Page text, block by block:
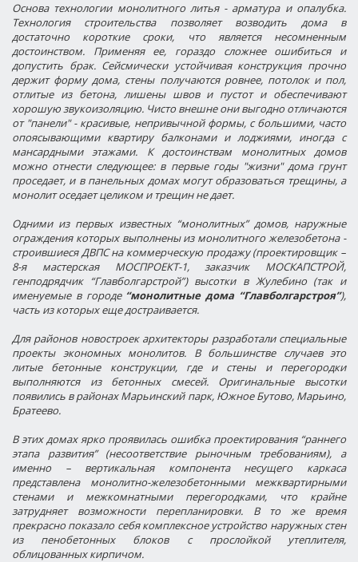
Основа технологии монолитного литья - арматура и опалубка.
Технология строительства позволяет возводить дома в
достаточно короткие сроки, что является несомненным
достоинством. Применяя ее, гораздо сложнее ошибиться и
допустить брак. Сейсмически устойчивая конструкция прочно
держит форму дома, стены получаются ровнее, потолок и пол,
отлитые из бетона, лишены швов и пустот и обеспечивают
хорошую звукоизоляцию. Чисто внешне они выгодно отличаются
от "панели" - красивые, непривычной формы, с большими, часто
опоясывающими квартиру балконами и лоджиями, иногда с
мансардными этажами. К достоинствам монолитных домов
можно отнести следующее: в первые годы "жизни" дома грунт
проседает, и в панельных домах могут образоваться трещины, а
монолит оседает целиком и трещин не дает.
Одними из первых известных “монолитных” домов, наружные
ограждениякоторых выполнены из монолитного железобетона-
строившиеся ДВПС на коммерческую продажу (проектировщик –
8-я мастерская МОСПРОЕКТ-1, заказчик МОСКАПСТРОЙ,
генподрядчик “Главболгарстрой”) высотки в Жулебино (так и
именуемые в городе “монолитные дома “Главболгарстроя”),
часть из которых еще достраивается.
Для районов новостроек архитекторы разработали специальные
проекты экономных монолитов. В большинстве случаев это
литые бетонные конструкции, где и стены и перегородки
выполняются из бетонных смесей. Оригинальные высотки
появились в районах Марьинский парк, Южное Бутово, Марьино,
Братеево.
В этих домах ярко проявилась ошибка проектирования “раннего
этапа развития” (несоответствие рыночным требованиям), а
именно – вертикальная компонента несущего каркаса
представлена монолитно-железобетонными
межквартирными
стенами и межкомнатными перегородками, что крайне
затрудняет возможности перепланировки. В то же время
прекрасно показало себя комплексное устройство наружных стен
из пенобетонных блоков с прослойкой утеплителя,
облицованных кирпичом.